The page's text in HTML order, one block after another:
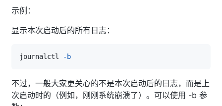
示例：
显示本次启动后的所有日志：
journalctl -b
不过，一般大家更关心的不是本次启动后的日志，而是上
次启动时的（例如，刚刚系统崩溃了）。可以使用 -b 参